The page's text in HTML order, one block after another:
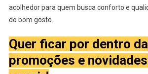
acolhedor para quem busca conforto e
do bom gosto.
Quer ficar por dentro
promoções e